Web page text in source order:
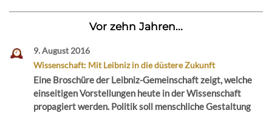
Vor zehn Jahren...
9. August 2016
Wissenschaft: Mit Leibniz in die düstere Zukunft
Eine Broschüre der Leibniz-Gemeinschaft zeigt, welche
einseitigen Vorstellungen heute in der Wissenschaft
propagiert werden. Politik soll menschliche Gestaltung